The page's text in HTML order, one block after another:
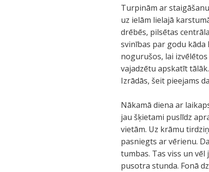
Turpinām ar
uz ielām lielajā
drēbēs, pilsētas
svinības par godu kāda
nogurušos, lai
vajadzētu apskatīt
Izrādās, šeit pieejams
Nākamā diena ar
jau šķietami puslīdz
vietām. Uz krāmu
pasniegts ar vērienu.
tumbas. Tas viss un
pusotra stunda. Fonā